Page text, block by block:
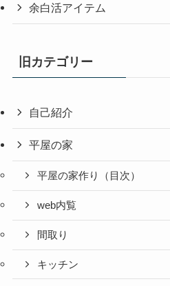
余白活アイテム
旧カテゴリー
自己紹介
平屋の家
平屋の家作り（目次）
web内覧
間取り
キッチン